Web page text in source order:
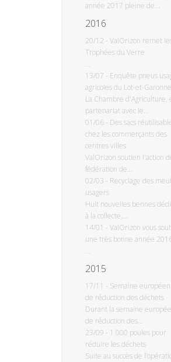
année 2017 pleine de...
2016
20/12 - ValOrizon remet
Trophées du Verre
...
13/07 - Enquête pneus
agricoles du Lot-et-Garonne
La Chambre d'Agriculture,
partenariat avec le...
01/06 - Des sacs
chez les commerçants des
centres villes
ValOrizon soutien l'action
fédération de...
02/03 - Recyclage des
usagers
Huit nouvelles bennes
à la collecte,...
14/01 - ValOrizon vous
une très bonne année
...
2015
17/11 - Semaine
de réduction des déchets
Durant la semaine
de réduction des...
23/09 - 1 000 poules pour
réduire les déchets
Suite au succès de